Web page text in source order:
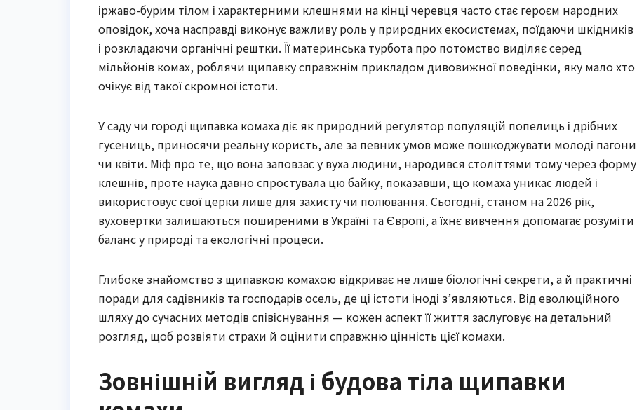
іржаво-бурим тілом і характерними клешнями на кінці черевця часто стає героєм народних
оповідок, хоча насправді виконує важливу роль у природних екосистемах, поїдаючи шкідників
і розкладаючи органічні рештки. Її материнська турбота про потомство виділяє серед
мільйонів комах, роблячи щипавку справжнім прикладом дивовижної поведінки, яку мало хто
очікує від такої скромної істоти.
У саду чи городі щипавка комаха діє як природний регулятор популяцій попелиць і дрібних
гусениць, приносячи реальну користь, але за певних умов може пошкоджувати молоді пагони
чи квіти. Міф про те, що вона заповзає у вуха людини, народився століттями тому через форму
клешнів, проте наука давно спростувала цю байку, показавши, що комаха уникає людей і
використовує свої церки лише для захисту чи полювання. Сьогодні, станом на 2026 рік,
вуховертки залишаються поширеними в Україні та Європі, а їхнє вивчення допомагає розуміти
баланс у природі та екологічні процеси.
Глибоке знайомство з щипавкою комахою відкриває не лише біологічні секрети, а й практичні
поради для садівників та господарів осель, де ці істоти іноді з’являються. Від еволюційного
шляху до сучасних методів співіснування — кожен аспект її життя заслуговує на детальний
розгляд, щоб розвіяти страхи й оцінити справжню цінність цієї комахи.
Зовнішній вигляд і будова тіла щипавки